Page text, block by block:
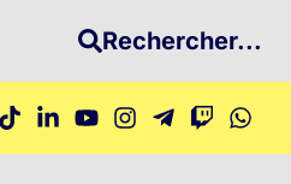
Rechercher...